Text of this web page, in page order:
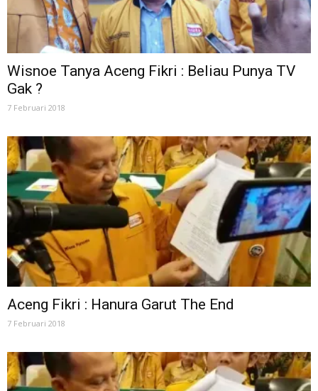
Wisnoe Tanya Aceng Fikri : Beliau Punya TV
Gak ?
7 Februari 2018
Aceng Fikri : Hanura Garut The End
7 Februari 2018